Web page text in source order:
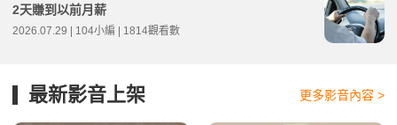
2天賺到以前月薪
2026.07.29 | 104小編 | 1814觀看數
最新影音上架 更多影音內容 >